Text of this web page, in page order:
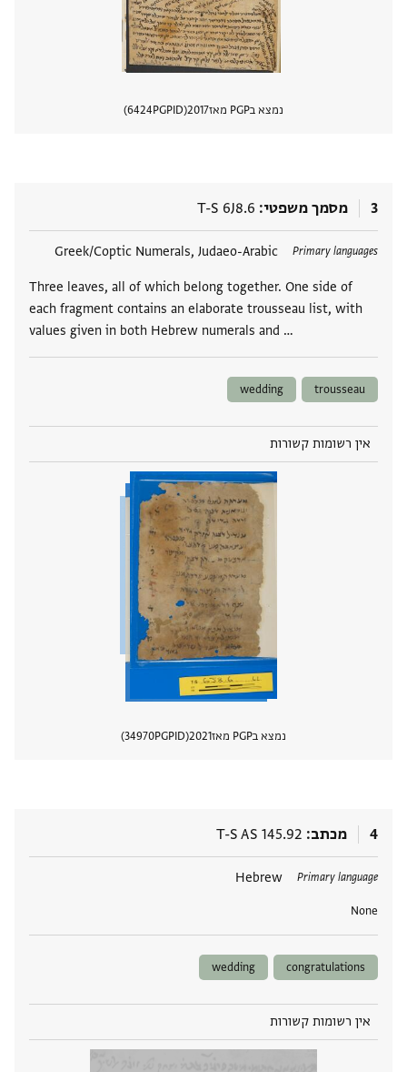
נמצא בPGP מאז 2017
PGPID
6424
3 מסמך משפטי T-S 6J8.6
Primary languages
Greek/Coptic Numerals, Judaeo-Arabic
Three leaves, all of which belong together. One side of
each fragment contains an elaborate trousseau list, with
values given in both Hebrew numerals and …
תגים
trousseau
wedding
אין רשומות קשורות
נמצא בPGP מאז 2021
PGPID
34970
4 מכתב T-S AS 145.92
Primary language
Hebrew
None
תגים
congratulations
wedding
אין רשומות קשורות